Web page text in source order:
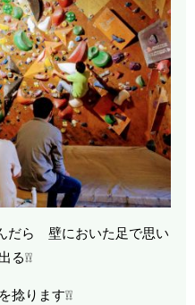
だら 壁においた足で思い
❕❕
ります❕❕